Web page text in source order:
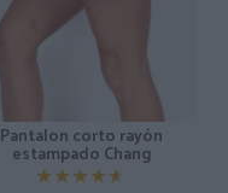
Pantalon corto rayón
estampado Chang
★★★★★
★★★★★